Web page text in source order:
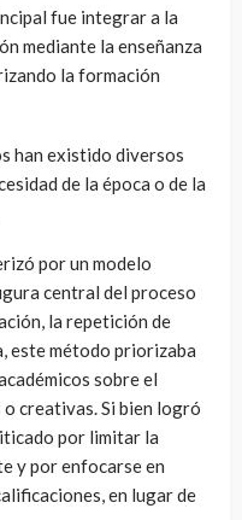
fue integrar a la
mediante la enseñanza
la formación
han existido diversos
de la época o de la
por un modelo
central del proceso
la repetición de
este método priorizaba
sobre el
creativas. Si bien logró
por limitar la
y por enfocarse en
en lugar de